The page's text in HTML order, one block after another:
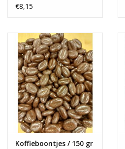
€8,15
Koffieboontjes / 150 gr